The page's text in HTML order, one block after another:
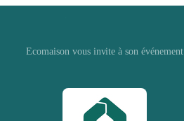
Ecomaison vous invite à son événement